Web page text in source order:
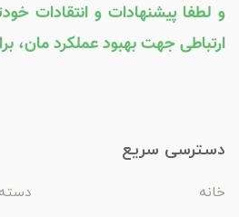
و لطفا پیشنهادات و انتقادات
ارتباطی جهت بهبود عملکرد مان،
دسترسی سریع
خانه
دسته